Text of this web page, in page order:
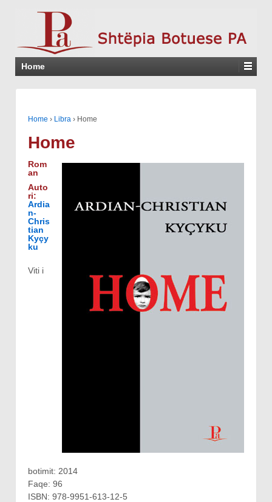
Home
Home › Libra › Home
Home
Rom
an
Auto
ri:
Ardia
n-
Chris
tian
Kyçy
ku
Viti i
botimit: 2014
Faqe: 96
ISBN: 978-9951-613-12-5